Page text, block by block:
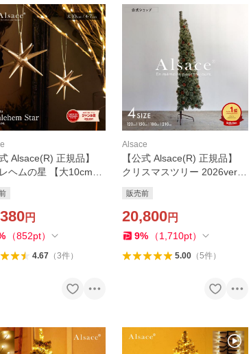
式 Alsace(R) 正規品】
ヘムの星 【大10cm】
ト クリスマスツリー
ス 木製 ゴールド クリ
柊
円
（852pt）
4.67（3件）
Alsace
【公式 Alsace(R) 正規品】
クリスマスツリー 2026ver.
120cm アルザスツリー 樅 ド
イツトウヒ 高級 品質 スリム
Alsace
販売前
20,800円
9% （1,710pt）
5.00（5件）